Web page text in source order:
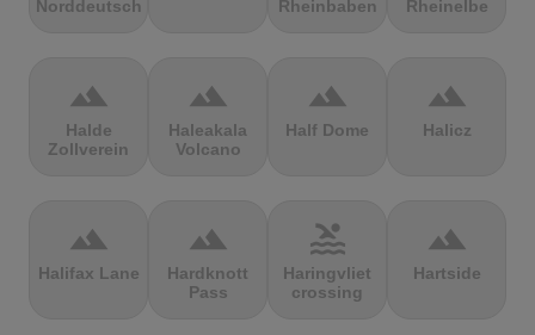
Norddeutschland Rheinbaben Rheinelbe
terrain
Halde
Zollverein
terrain
Haleakala
Volcano
terrain
Half Dome
terrain
Halicz
terrain
Halifax Lane
terrain
Hardknott
Pass
pool
Haringvliet
crossing
terrain
Hartside